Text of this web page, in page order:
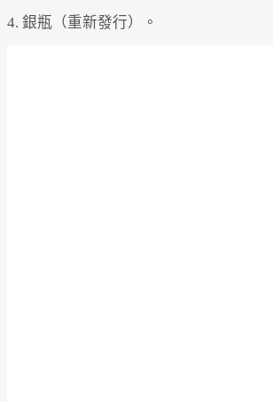
4. 銀瓶（重新發行）。